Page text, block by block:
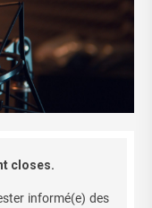
closes.
informé(e) des